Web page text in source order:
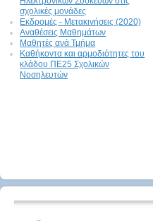
σχολικές μονάδες
Εκδρομές - Μετακινήσεις (2020)
Αναθέσεις Μαθημάτων
Μαθητές ανά Τμήμα
Καθήκοντα και αρμοδιότητες του
κλάδου ΠΕ25 Σχολικών
Νοσηλευτών